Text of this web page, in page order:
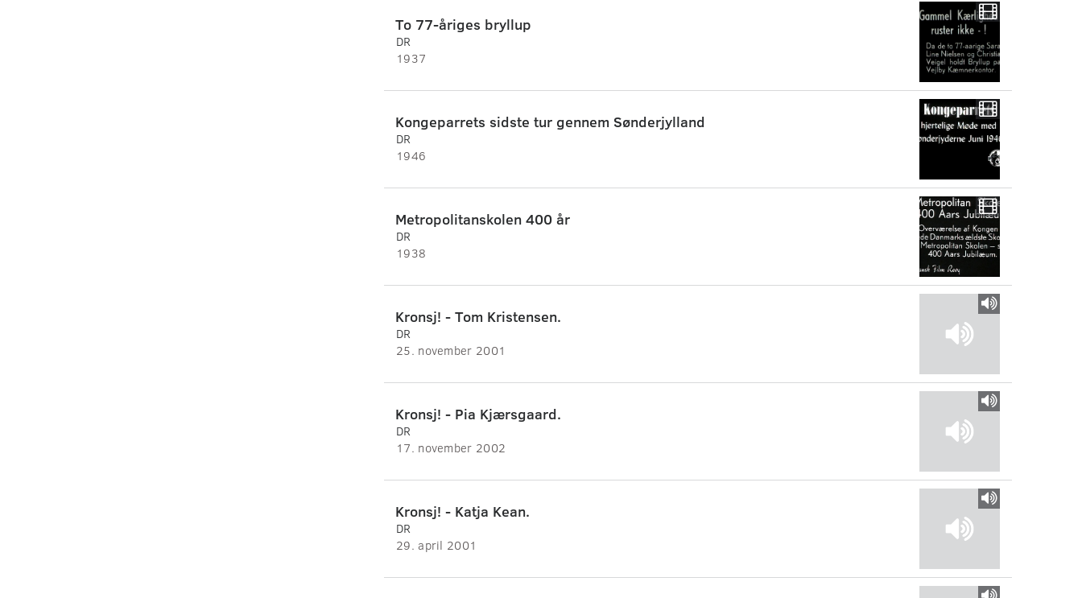
To 77-åriges bryllup
DR
1937
Kongeparrets sidste tur gennem Sønderjylland
DR
1946
Metropolitanskolen 400 år
DR
1938
Kronsj! - Tom Kristensen.
DR
25. november 2001
Kronsj! - Pia Kjærsgaard.
DR
17. november 2002
Kronsj! - Katja Kean.
DR
29. april 2001